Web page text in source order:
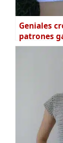
Geniales
patrones